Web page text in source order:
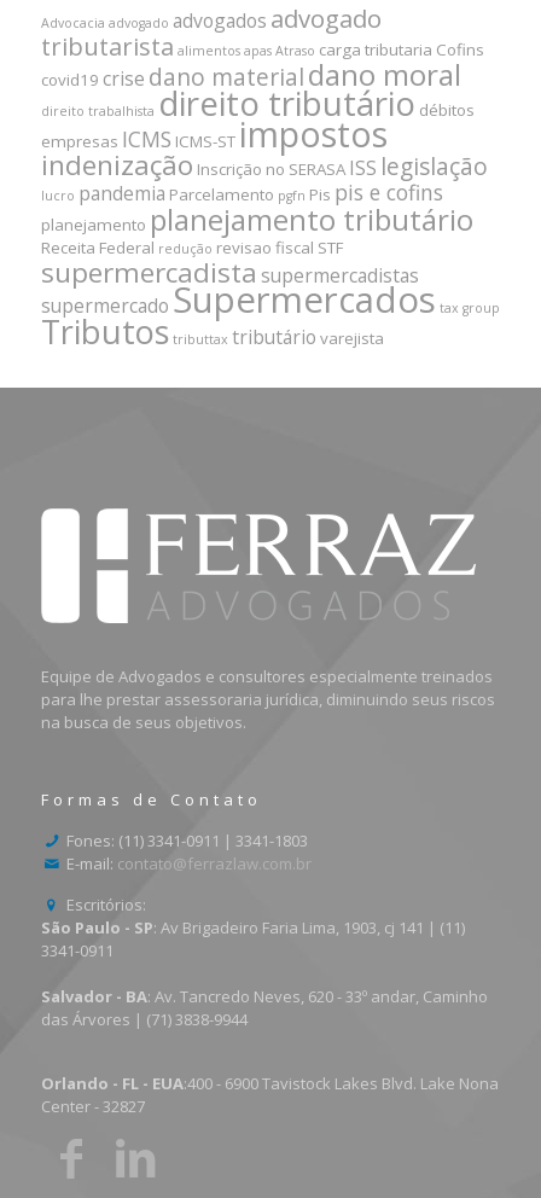
Advocacia advogado advogados advogado
tributarista alimentos apas Atraso carga tributaria Cofins
covid19 crise dano materialdano moral
direito trabalhista direito tributário débitos
empresas ICMS ICMS-ST impostos
indenização Inscrição no SERASA ISS legislação
lucro pandemia Parcelamento pgfn Pis pis e cofins
planejamento planejamento tributário
Receita Federal redução revisao fiscal STF
supermercadista supermercadistas
supermercado Supermercados tax group
Tributos tributtax tributário varejista
Equipe de Advogados e consultores especialmente treinados
para lhe prestar assessoraria jurídica, diminuindo seus riscos
na busca de seus objetivos.
Formas de Contato
Fones: (11) 3341-0911 | 3341-1803
E-mail: contato@ferrazlaw.com.br
Escritórios:
São Paulo - SP: Av Brigadeiro Faria Lima, 1903, cj 141 | (11)
3341-0911
Salvador - BA: Av. Tancredo Neves, 620 - 33º andar, Caminho
das Árvores | (71) 3838-9944
Orlando - FL - EUA:400 - 6900 Tavistock Lakes Blvd. Lake Nona
Center - 32827